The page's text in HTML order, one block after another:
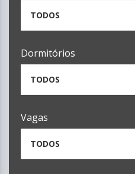
TODOS
Dormitórios
TODOS
Vagas
TODOS